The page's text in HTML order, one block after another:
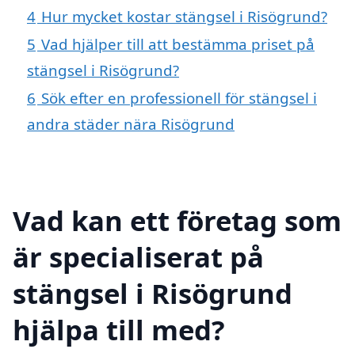
4 Hur mycket kostar stängsel i Risögrund?
5 Vad hjälper till att bestämma priset på
stängsel i Risögrund?
6 Sök efter en professionell för stängsel i
andra städer nära Risögrund
Vad kan ett företag som
är specialiserat på
stängsel i Risögrund
hjälpa till med?